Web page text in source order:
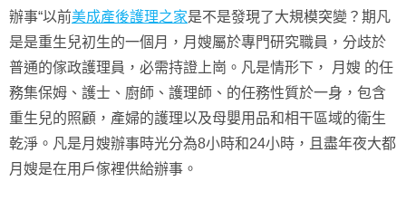
辦事“以前美成產後護理之家是不是發現了大規模突變？期凡
是是重生兒初生的一個月，月嫂屬於專門研究職員，分歧於
普通的傢政護理員，必需持證上崗。凡是情形下， 月嫂 的任
務集保姆、護士、廚師、護理師、的任務性質於一身，包含
重生兒的照顧，產婦的護理以及母嬰用品和相干區域的衛生
乾淨。凡是月嫂辦事時光分為8小時和24小時，且盡年夜大都
月嫂是在用戶傢裡供給辦事。